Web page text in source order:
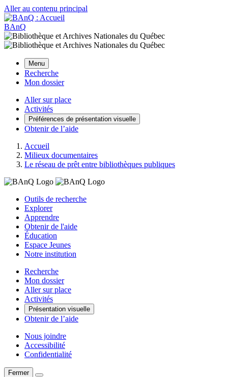
Aller au contenu principal
BAnQ
Menu
Recherche
Mon dossier
Aller sur place
Activités
Préférences de présentation visuelle
Obtenir de l’aide
Accueil
Milieux documentaires
Le réseau de prêt entre bibliothèques publiques
Outils de recherche
Explorer
Apprendre
Obtenir de l'aide
Éducation
Espace Jeunes
Notre institution
Recherche
Mon dossier
Aller sur place
Activités
Présentation visuelle
Obtenir de l’aide
Nous joindre
Accessibilité
Confidentialité
Fermer